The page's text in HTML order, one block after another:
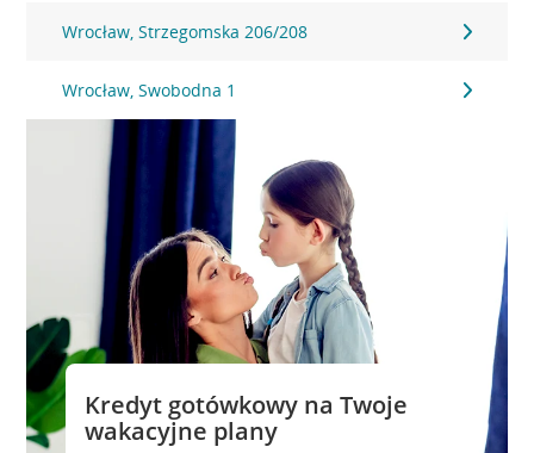
Wrocław, Strzegomska 206/208
Wrocław, Swobodna 1
Kredyt gotówkowy na Twoje
wakacyjne plany